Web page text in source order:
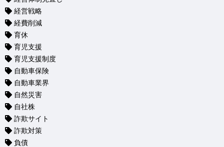
経営戦略
経費削減
育休
育児支援
育児支援制度
自動車保険
自動車業界
自然災害
自社株
詐欺サイト
詐欺対策
負債